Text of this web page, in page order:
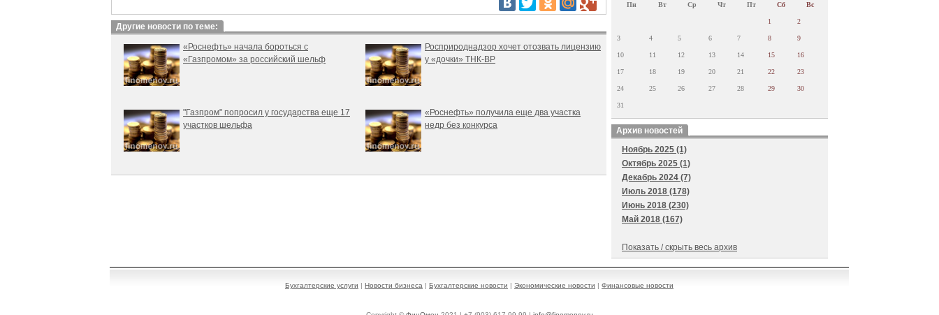
Другие новости по теме:
«Роснефть» начала бороться с
«Газпромом» за российский шельф
Росприроднадзор хочет отозвать лицензию
у «дочки» ТНК-ВР
"Газпром" попросил у государства еще 17
участков шельфа
«Роснефть» получила еще два участка
недр без конкурса
Пн Вт Ср Чт Пт Сб Вс
1 2
3 4 5 6 7 8 9
10 11 12 13 14 15 16
17 18 19 20 21 22 23
24 25 26 27 28 29 30
31
Архив новостей
Ноябрь 2025 (1)
Октябрь 2025 (1)
Декабрь 2024 (7)
Июль 2018 (178)
Июнь 2018 (230)
Май 2018 (167)
Показать / скрыть весь архив
Бухгалтерские услуги | Новости бизнеса | Бухгалтерские новости | Экономические новости | Финансовые новости